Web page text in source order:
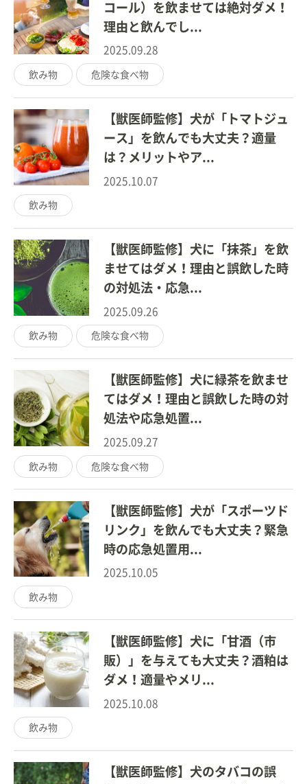
コール）を飲ませては絶対ダメ！
理由と飲んでし...
2025.09.28
飲み物 危険な食べ物
【獣医師監修】犬が「トマトジュ
ース」を飲んでも大丈夫？適量
は？メリットやア...
2025.10.07
飲み物
【獣医師監修】犬に「抹茶」を飲
ませてはダメ！理由と誤飲した時
の対処法・応急...
2025.09.26
飲み物 危険な食べ物
【獣医師監修】犬に緑茶を飲ませ
てはダメ！理由と誤飲した時の対
処法や応急処置...
2025.09.27
飲み物 危険な食べ物
【獣医師監修】犬が「スポーツド
リンク」を飲んでも大丈夫？緊急
時の応急処置用...
2025.10.05
飲み物
【獣医師監修】犬に「甘酒（市
販）」を与えても大丈夫？酒粕は
ダメ！適量やメリ...
2025.10.08
飲み物
【獣医師監修】犬のタバコの誤